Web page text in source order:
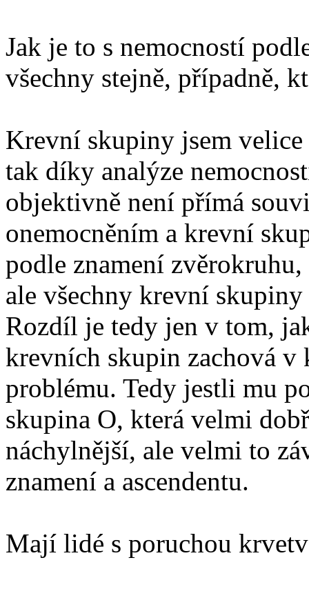
Jak je to s nemocností
všechny stejně, případně,
Krevní skupiny jsem
tak díky analýze
objektivně není přímá
onemocněním a krevní
podle znamení
ale všechny krevní
Rozdíl je tedy jen v tom,
krevních skupin zachová
problému. Tedy jestli mu
skupina O, která velmi
náchylnější, ale velmi to
znamení a ascendentu.
Mají lidé s poruchou